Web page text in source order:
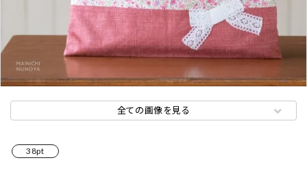
全ての画像を見る
38pt